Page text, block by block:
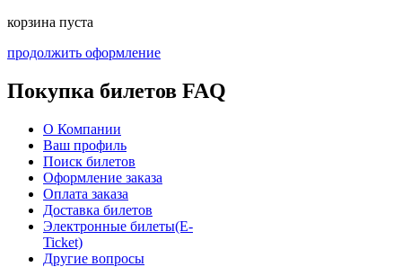
корзина пуста
продолжить оформление
Покупка билетов FAQ
О Компании
Ваш профиль
Поиск билетов
Оформление заказа
Оплата заказа
Доставка билетов
Электронные билеты(E-
Ticket)
Другие вопросы